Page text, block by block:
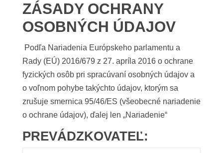
ZÁSADY OCHRANY
OSOBNÝCH ÚDAJOV
Podľa Nariadenia Európskeho parlamentu a
Rady (EÚ) 2016/679 z 27. apríla 2016 o ochrane
fyzických osôb pri spracúvaní osobných údajov a
o voľnom pohybe takýchto údajov, ktorým sa
zrušuje smernica 95/46/ES (všeobecné nariadenie
o ochrane údajov), ďalej len „Nariadenie“
PREVÁDZKOVATEĽ: